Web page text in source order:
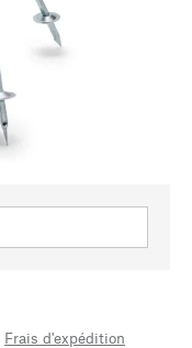
Frais d'expédition